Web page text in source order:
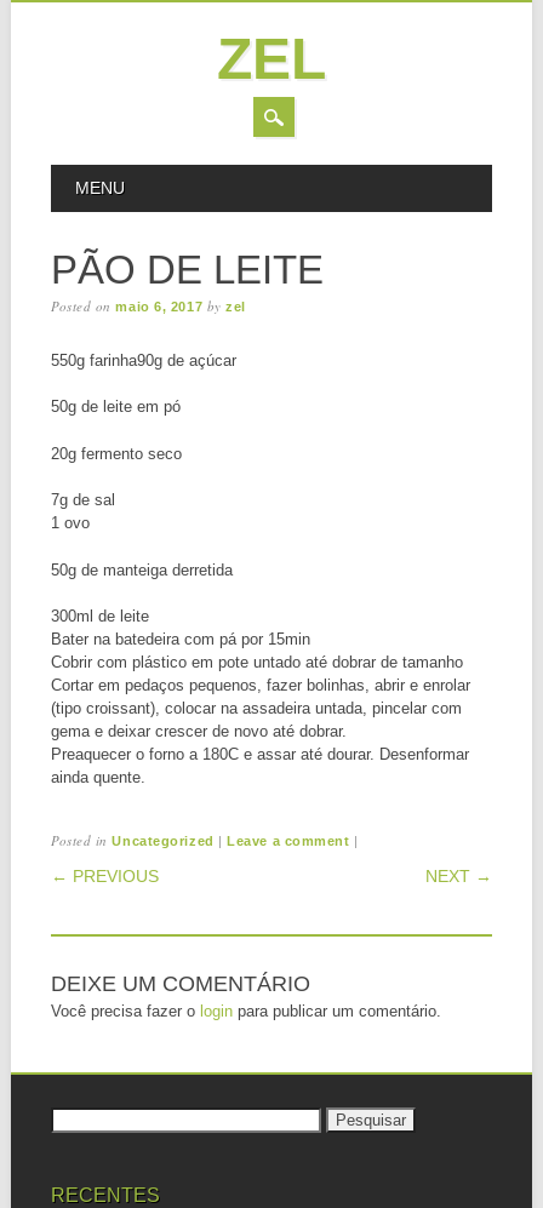
ZEL
MAIN MENU
MENU
PÃO DE LEITE
Posted onmaio 6, 2017 byzel
550g farinha90g de açúcar
50g de leite em pó
20g fermento seco
7g de sal
1 ovo
50g de manteiga derretida
300ml de leite
Bater na batedeira com pá por 15min
Cobrir com plástico em pote untado até dobrar de tamanho
Cortar em pedaços pequenos, fazer bolinhas, abrir e enrolar
(tipo croissant), colocar na assadeira untada, pincelar com
gema e deixar crescer de novo até dobrar.
Preaquecer o forno a 180C e assar até dourar. Desenformar
ainda quente.
Posted inUncategorized |Leave a comment |
POST NAVIGATION
← PREVIOUS NEXT →
DEIXE UM COMENTÁRIO
Você precisa fazer o loginpara publicar um comentário.
RECENTES